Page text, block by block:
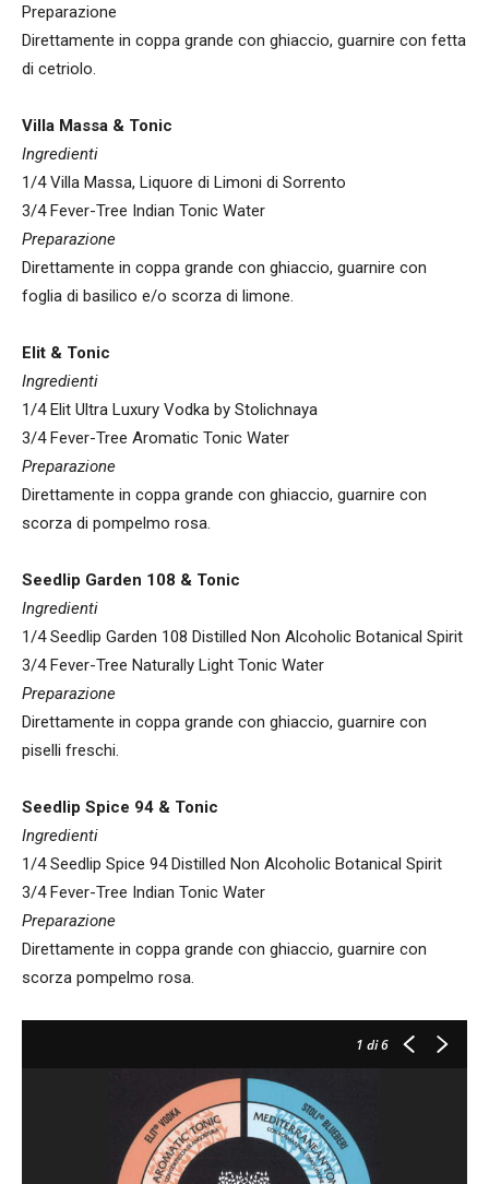
Preparazione
Direttamente in coppa grande con ghiaccio, guarnire con fetta
di cetriolo.
Villa Massa & Tonic
Ingredienti
1/4 Villa Massa, Liquore di Limoni di Sorrento
3/4 Fever-Tree Indian Tonic Water
Preparazione
Direttamente in coppa grande con ghiaccio, guarnire con
foglia di basilico e/o scorza di limone.
Elit & Tonic
Ingredienti
1/4 Elit Ultra Luxury Vodka by Stolichnaya
3/4 Fever-Tree Aromatic Tonic Water
Preparazione
Direttamente in coppa grande con ghiaccio, guarnire con
scorza di pompelmo rosa.
Seedlip Garden 108 & Tonic
Ingredienti
1/4 Seedlip Garden 108 Distilled Non Alcoholic Botanical Spirit
3/4 Fever-Tree Naturally Light Tonic Water
Preparazione
Direttamente in coppa grande con ghiaccio, guarnire con
piselli freschi.
Seedlip Spice 94 & Tonic
Ingredienti
1/4 Seedlip Spice 94 Distilled Non Alcoholic Botanical Spirit
3/4 Fever-Tree Indian Tonic Water
Preparazione
Direttamente in coppa grande con ghiaccio, guarnire con
scorza pompelmo rosa.
1 di 6